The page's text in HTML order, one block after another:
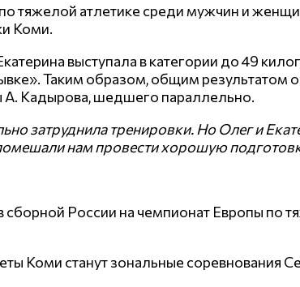
тяжелой атлетике среди мужчин и
Коми.
выступала в категории до 49
Таким образом, общим
А. Кадырова, шедшего параллельно.
затруднила тренировки. Но Олег и
нам провести хорошую
сборной России на чемпионат Европы по
Коми станут зональные соревнования